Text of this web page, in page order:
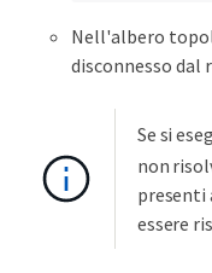
Nell'albero
disconnesso dal
Se si
non
presenti
essere